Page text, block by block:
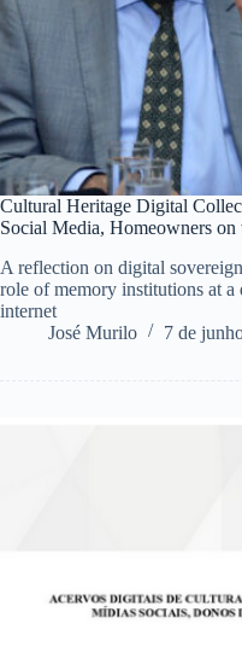
Cultural Heritage Digital
Social Media, Homeowners on
A reflection on digital
role of memory institutions at a
internet
José Murilo
7 de